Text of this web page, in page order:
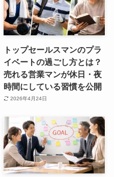
トップセールスマンのプラ
イベートの過ごし方とは？
売れる営業マンが休日・夜
時間にしている習慣を公開
2026年4月24日